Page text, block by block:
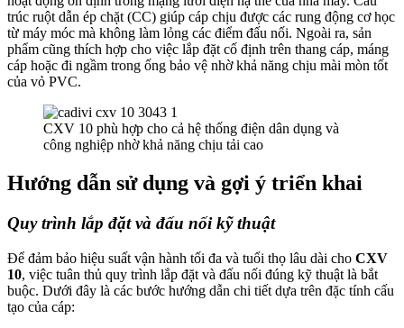
trúc ruột dẫn ép chặt (CC) giúp cáp chịu được các rung động cơ học
từ máy móc mà không làm lỏng các điểm đấu nối. Ngoài ra, sản
phẩm cũng thích hợp cho việc lắp đặt cố định trên thang cáp, máng
cáp hoặc đi ngầm trong ống bảo vệ nhờ khả năng chịu mài mòn tốt
của vỏ PVC.
CXV 10 phù hợp cho cả hệ thống điện dân dụng và
công nghiệp nhờ khả năng chịu tải cao
Hướng dẫn sử dụng và gợi ý triển khai
Quy trình lắp đặt và đấu nối kỹ thuật
Để đảm bảo hiệu suất vận hành tối đa và tuổi thọ lâu dài cho CXV
10, việc tuân thủ quy trình lắp đặt và đấu nối đúng kỹ thuật là bắt
buộc. Dưới đây là các bước hướng dẫn chi tiết dựa trên đặc tính cấu
tạo của cáp: